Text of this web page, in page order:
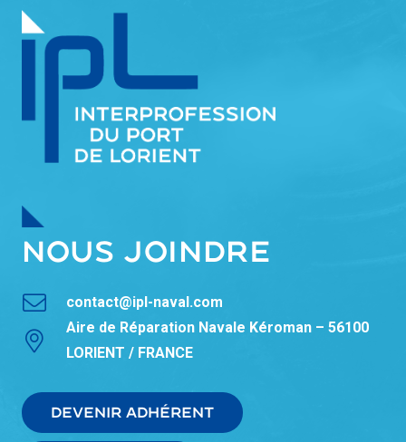
NOUS JOINDRE
contact@ipl-naval.com
Aire de Réparation Navale Kéroman – 56100
LORIENT / FRANCE
DEVENIR ADHÉRENT